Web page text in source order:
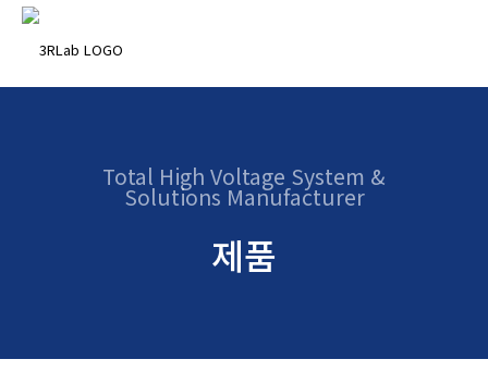
Total High Voltage System &
Solutions Manufacturer
제품